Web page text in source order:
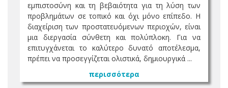
εμπιστοσύνη και τη βεβαιότητα για τη λύση των
προβλημάτων σε τοπικό και όχι μόνο επίπεδο. Η
διαχείριση των προστατευόμενων περιοχών, είναι
μια διεργασία σύνθετη και πολύπλοκη. Για να
επιτυγχάνεται το καλύτερο δυνατό αποτέλεσμα,
πρέπει να προσεγγίζεται ολιστικά, δημιουργικά ...
περισσότερα